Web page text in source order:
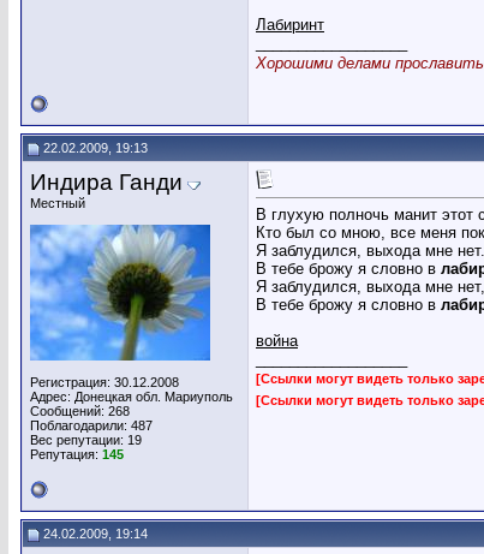
Лабиринт
Хорошими делами
22.02.2009, 19:13
Индира Ганди
Местный
Регистрация: 30.12.2008
Адрес: Донецкая обл. Мариуполь
Сообщений: 268
Поблагодарили: 487
Вес репутации: 19
Репутация: 145
В глухую полночь манит этот
Кто был со мною, все меня
Я заблудился, выхода мне нет.
В тебе брожу я словно в
Я заблудился, выхода мне нет,
В тебе брожу я словно в
война
[Ссылки могут видеть только
[Ссылки могут видеть только
24.02.2009, 19:14